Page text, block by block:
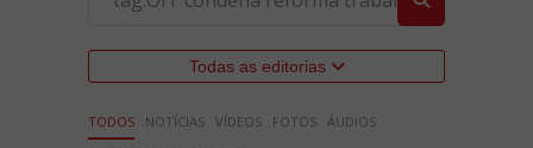
Todas as editorias
TODOS NOTÍCIAS VÍDEOS FOTOS ÁUDIOS